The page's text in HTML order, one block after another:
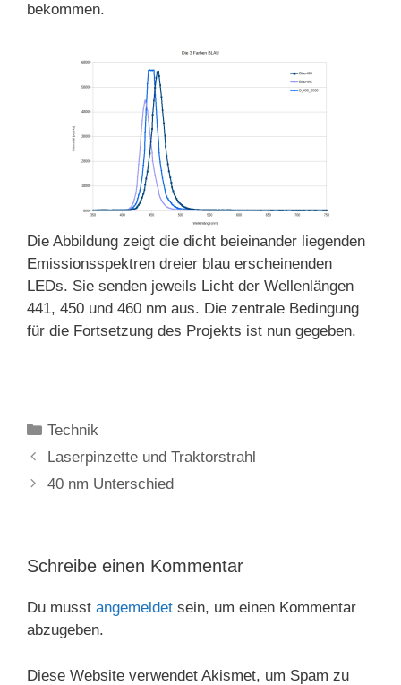
bekommen.
Die Abbildung zeigt die dicht beieinander liegenden
Emissionsspektren dreier blau erscheinenden
LEDs. Sie senden jeweils Licht der Wellenlängen
441, 450 und 460 nm aus. Die zentrale Bedingung
für die Fortsetzung des Projekts ist nun gegeben.
Kategorien
Technik
Laserpinzette und Traktorstrahl
40 nm Unterschied
Schreibe einen Kommentar
Du musst angemeldet sein, um einen Kommentar
abzugeben.
Diese Website verwendet Akismet, um Spam zu